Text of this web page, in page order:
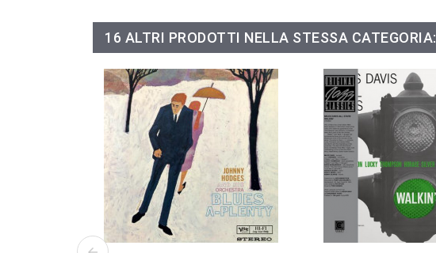
16 ALTRI PRODOTTI NELLA STESSA CATEGORIA: